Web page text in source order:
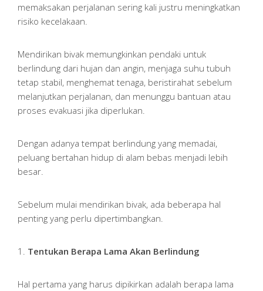
memaksakan perjalanan sering kali justru meningkatkan
risiko kecelakaan.
Mendirikan bivak memungkinkan pendaki untuk
berlindung dari hujan dan angin, menjaga suhu tubuh
tetap stabil, menghemat tenaga, beristirahat sebelum
melanjutkan perjalanan, dan menunggu bantuan atau
proses evakuasi jika diperlukan.
Dengan adanya tempat berlindung yang memadai,
peluang bertahan hidup di alam bebas menjadi lebih
besar.
Sebelum mulai mendirikan bivak, ada beberapa hal
penting yang perlu dipertimbangkan.
1. Tentukan Berapa Lama Akan Berlindung
Hal pertama yang harus dipikirkan adalah berapa lama